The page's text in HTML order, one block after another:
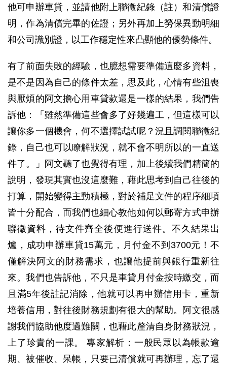
他可申辦車貸，並請他附上聯徵紀錄（註）和清償證
明，作為清償完畢的佐證；另外再加上勞保異動明細
和公司識別證，以工作穩定性來凸顯他的優勢條件。
有了前面失敗的經驗，也臆想需要準備這麼多資料，
是不是因為自己的條件太差，思及此，心情有些沮喪
與厭煩的阿文擔心用車貸款還是一樣的結果，我們告
訴他：「雖然準備這些會多了好幾遍工，但這樣可以
讓你多一個機會，何不選擇試試呢？況且調閱聯徵紀
錄，自己也可以瞭解狀況，就不會不明所以的一直送
件了。」阿文聽了也覺得有理，加上後續我們精簡的
說明，發現其實也沒這麼難，藉此思考到自己往後的
打算，開始變得主動積極，對於補足文件的程序細項
皆十分配合，而我們也細心教他如何以郵寄方式申辦
聯徵資料，待文件齊全後便進行送件。不久結果出
爐，成功申辦車貸15萬元，月付金不到3700元！不
僅解決阿文的財務需求，也讓他提前與銀行重新往
來。我們也告訴他，不只是車貸月付金按時繳交，而
且滿5年後註記消除，他就可以再申辦信用卡，重新
培養信用，對往後財務規劃有很大的幫助。阿文很感
謝我們協助他度過難關，也藉此釐清自身財務狀況，
上了珍貴的一課。 專家解析：一般民眾以為帳款逾
期、被催收、呆帳，只要已清償就可再辦理，忘了還